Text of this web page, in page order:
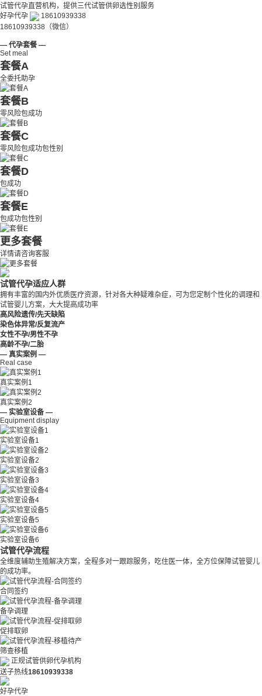
试管代孕直营机构，提供三代试管供卵选性别服务
好孕代孕
18610939338
18610939338（微信）
— 代孕套餐 —
Set meal
套餐A
全委托助孕
套餐B
零风险包成功
套餐C
零风险包成功包性别
套餐D
包成功
套餐E
包成功包性别
更多套餐
详情请咨询客服
试管代孕适应人群
拥有丰富的国内外优质医疗资源，针对各大种疑难杂症，可为您定制个性化的调理和
试管婴儿方案，大大提高成功率
高风险遗传/先天缺陷
染色体异常/反复流产
女性不孕/男性不孕
高龄不孕/二胎
— 真实案例 —
Real case
真实案例1
真实案例2
— 实验室设备 —
Equipment display
实验室设备1
实验室设备2
实验室设备3
实验室设备4
实验室设备5
实验室设备6
试管代孕流程
全维度辅助生殖解决方案，全程多对一跟踪服务，吃住医一体，全方位保障试管婴儿
的成功率。
合同签约
备孕调理
促排取卵
筛查移植
正规试管供卵代孕机构
送子热线18610939338
好孕代孕